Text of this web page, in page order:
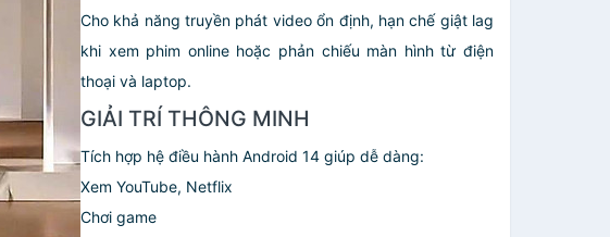
Cho khả năng truyền phát video ổn định, hạn chế giật lag
khi xem phim online hoặc phản chiếu màn hình từ điện
thoại và laptop.
GIẢI TRÍ THÔNG MINH
Tích hợp hệ điều hành Android 14 giúp dễ dàng:
Xem YouTube, Netflix
Chơi game